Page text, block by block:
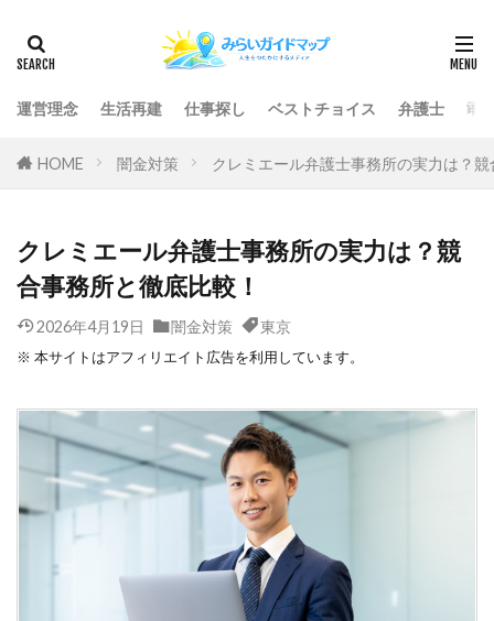
運営理念 生活再建 仕事探し ベストチョイス 弁護士 司
HOME 闇金対策 クレミエール弁護士事務所の実力は？
クレミエール弁護士事務所の実力は？競
合事務所と徹底比較！
2026年4月19日 闇金対策 東京
※ 本サイトはアフィリエイト広告を利用しています。